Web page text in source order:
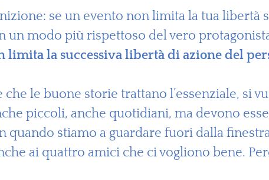
se un evento non limita la tua
un modo più rispettoso del vero
limita la successiva libertà di azione del
le buone storie trattano l’essenziale, si
piccoli, anche quotidiani, ma devono
quando stiamo a guardare fuori dalla
ai quattro amici che ci vogliono bene.